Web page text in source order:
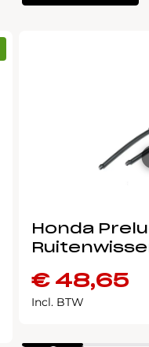
Honda
€48,65
Incl. BTW